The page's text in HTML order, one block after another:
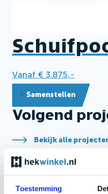
Toestemming
Vanaf € 3.875,-
Samenstellen
Volgend
Bekijk alle